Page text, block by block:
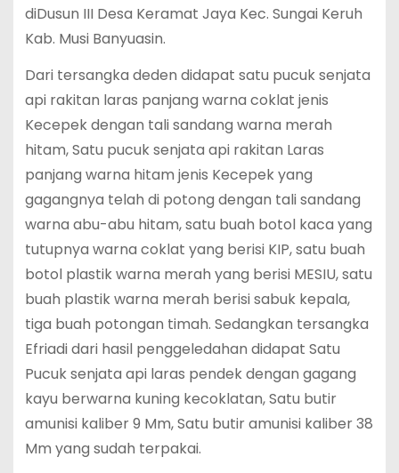
diDusun III Desa Keramat Jaya Kec. Sungai Keruh
Kab. Musi Banyuasin.
Dari tersangka deden didapat satu pucuk senjata
api rakitan laras panjang warna coklat jenis
Kecepek dengan tali sandang warna merah
hitam, Satu pucuk senjata api rakitan Laras
panjang warna hitam jenis Kecepek yang
gagangnya telah di potong dengan tali sandang
warna abu-abu hitam, satu buah botol kaca yang
tutupnya warna coklat yang berisi KIP, satu buah
botol plastik warna merah yang berisi MESIU, satu
buah plastik warna merah berisi sabuk kepala,
tiga buah potongan timah. Sedangkan tersangka
Efriadi dari hasil penggeledahan didapat Satu
Pucuk senjata api laras pendek dengan gagang
kayu berwarna kuning kecoklatan, Satu butir
amunisi kaliber 9 Mm, Satu butir amunisi kaliber 38
Mm yang sudah terpakai.